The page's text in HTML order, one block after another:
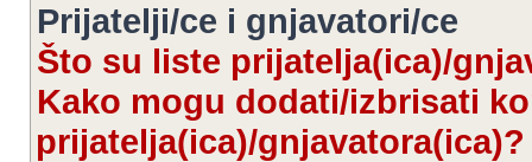
Prijatelji/ce i gnjavatori/ce
Što su liste prijatelja(ica)/
Kako mogu dodati/izbrisati
prijatelja(ica)/gnjavatora(ica)?